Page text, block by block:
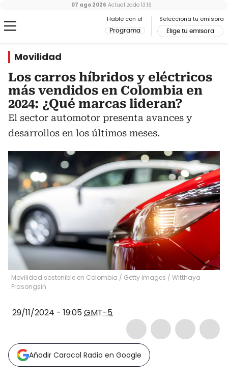
Hable con el
Programa
Selecciona tu emisora
Elige tu emisora
07 ago 2026 Actualizado 13:16
Movilidad
Los carros híbridos y eléctricos
más vendidos en Colombia en
2024: ¿Qué marcas lideran?
El sector automotor presenta avances y
desarrollos en los últimos meses.
Movilidad sostenible en Colombia / Getty Images / Witthaya
Prasongsin
29/11/2024 - 19:05GMT-5
Añadir Caracol Radio en Google